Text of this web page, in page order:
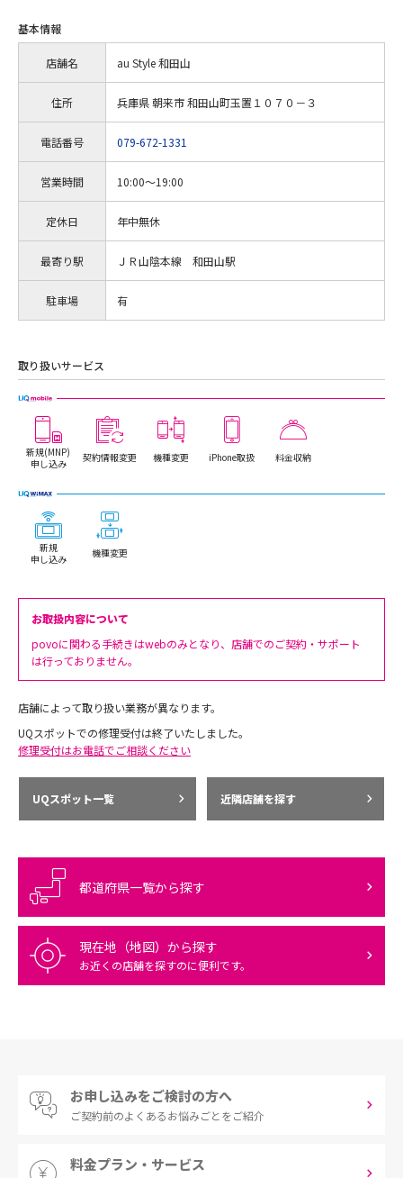
基本情報
店舗名 au Style 和田山
住所 兵庫県 朝来市 和田山町玉置１０７０－３
電話番号 079-672-1331
営業時間 10:00～19:00
定休日 年中無休
最寄り駅 ＪＲ山陰本線 和田山駅
駐車場 有
取り扱いサービス
新規(MNP)
申し込み
契約情報変更 機種変更 iPhone取扱 料金収納
新規
申し込み
機種変更
お取扱内容について
povoに関わる手続きはwebのみとなり、店舗でのご契約・サポート
は行っておりません。
店舗によって取り扱い業務が異なります。
UQスポットでの修理受付は終了いたしました。
修理受付はお電話でご相談ください
UQスポット一覧 近隣店舗を探す
都道府県一覧から探す
現在地（地図）から探す
お近くの店舗を探すのに便利です。
お申し込みをご検討の方へ
ご契約前のよくあるお悩みごとをご紹介
料金プラン・サービス